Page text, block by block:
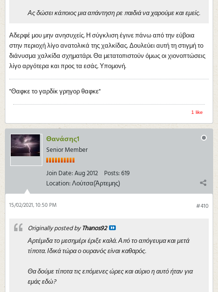
Ας δώσει κάποιος μια απάντηση ρε παιδιά να χαρούμε και εμείς.
Αδερφέ μου μην ανησυχείς. Η σύγκλιση έγινε πάνω από την εύβοια
στην περιοχή λίγο ανατολικά της χαλκίδας. Δουλεύει αυτή τη στιγμή το
διάνυσμα χαλκίδα σχηματάρι. Θα μετατοπιστούν όμως οι χιονοπτώσεις
λίγο αργότερα και προς τα εσάς. Υπομονή.
"Θαφκε το γαρδίκ γρηγορ θαφκε"
1 like
Θανάσης1
Senior Member
Join Date:Aug 2012 Posts:619
Location:Λούτσα(Άρτεμης)
#410
15/02/2021, 10:50 PM
Originally posted byThanos92
Αρτέμιδα το μεσημέρι έριξε καλά. Από το απόγευμα και μετά
τίποτα. Ιδικά τώρα ο ουρανός είναι καθαρός.
Θα δούμε τίποτα τις επόμενες ώρες και αύριο η αυτό ήταν για
εμάς εδώ?